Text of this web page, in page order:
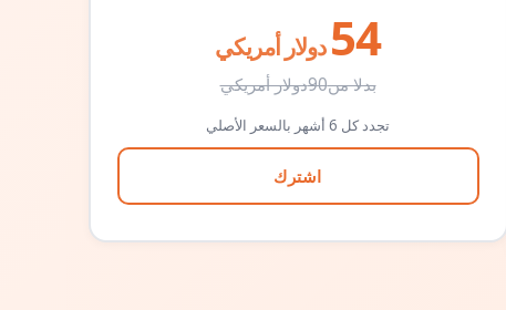
54 دولار أمريكي
بدلا من90دولار أمريكي
تجدد كل 6 أشهر بالسعر الأصلي
اشترك